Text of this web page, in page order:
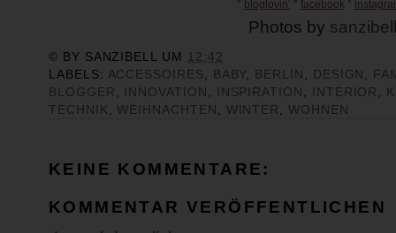
° bloglovin’ ° facebook°
Photos by sanzibell
© BY SANZIBELL UM 12:42
LABELS: ACCESSOIRES BABY BERLIN DESIGN
BLOGGER
INNOVATION INSPIRATION INTERIOR
TECHNIK ,WEIHNACHTEN WINTER ,WOHNEN
KEINE KOMMENTARE:
KOMMENTAR VERÖFFENTLICHEN